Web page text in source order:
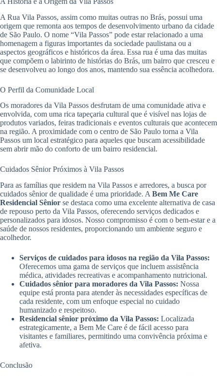
A Rua Vila Passos, assim como muitas outras no Brás, possui uma
origem que remonta aos tempos de desenvolvimento urbano da cidade
de São Paulo. O nome “Vila Passos” pode estar relacionado a uma
homenagem a figuras importantes da sociedade paulistana ou a
aspectos geográficos e históricos da área. Essa rua é uma das muitas
que compõem o labirinto de histórias do Brás, um bairro que cresceu e
se desenvolveu ao longo dos anos, mantendo sua essência acolhedora.
O Perfil da Comunidade Local
Os moradores da Vila Passos desfrutam de uma comunidade ativa e
envolvida, com uma rica tapeçaria cultural que é visível nas lojas de
produtos variados, feiras tradicionais e eventos culturais que acontecem
na região. A proximidade com o centro de São Paulo torna a Vila
Passos um local estratégico para aqueles que buscam acessibilidade
sem abrir mão do conforto de um bairro residencial.
Cuidados Sênior Próximos à Vila Passos
Para as famílias que residem na Vila Passos e arredores, a busca por
cuidados sênior de qualidade é uma prioridade. A Bem Me Care
Residencial Sênior se destaca como uma excelente alternativa de casa
de repouso perto da Vila Passos, oferecendo serviços dedicados e
personalizados para idosos. Nosso compromisso é com o bem-estar e a
saúde de nossos residentes, proporcionando um ambiente seguro e
acolhedor.
Serviços de cuidados para idosos na região da Vila Passos:
Oferecemos uma gama de serviços que incluem assistência
médica, atividades recreativas e acompanhamento nutricional.
Cuidados sênior para moradores da Vila Passos: Nossa
equipe está pronta para atender às necessidades específicas de
cada residente, com um enfoque especial no cuidado
humanizado e respeitoso.
Residencial sênior próximo da Vila Passos: Localizada
estrategicamente, a Bem Me Care é de fácil acesso para
visitantes e familiares, permitindo uma convivência próxima e
afetiva.
Conclusão